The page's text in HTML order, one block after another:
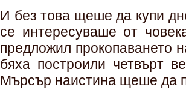
И без това щеше да купи
се интересуваше от
предложил прокопаването
бяха построили четвърт
Мърсър наистина щеше да